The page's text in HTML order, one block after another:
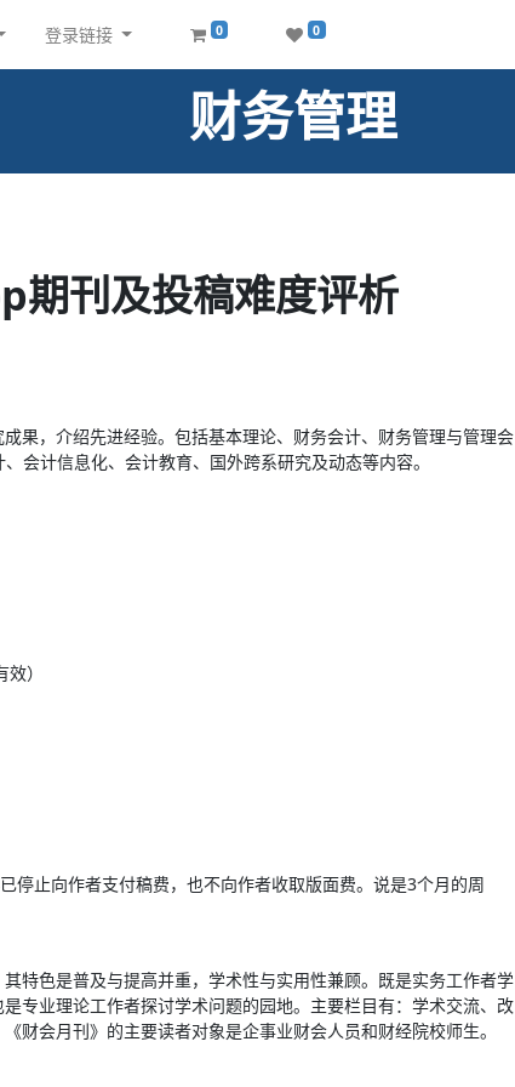
登录链接 0 0
财务管理
期刊及投稿难度评析
果，介绍先进经验。包括基本理论、财务会计、财务管理与管理会
会计信息化、会计教育、国外跨系研究及动态等内容。
）
停止向作者支付稿费，也不向作者收取版面费。说是3个月的周
特色是普及与提高并重，学术性与实用性兼顾。既是实务工作者学
专业理论工作者探讨学术问题的园地。主要栏目有：学术交流、改
财会月刊》的主要读者对象是企事业财会人员和财经院校师生。